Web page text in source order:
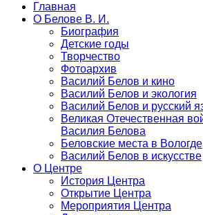
Главная
О Белове В. И.
Биография
Детские годы
Творчество
Фотоархив
Василий Белов и кино
Василий Белов и экология
Василий Белов и русский
Великая Отечественная
Василия Белова
Беловские места в Вологде
Василий Белов в искусстве
О Центре
История Центра
Открытие Центра
Мероприятия Центра